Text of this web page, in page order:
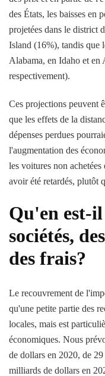
des États, les baisses en
projetées dans le district
Island (16%), tandis que
Alabama, en Idaho et en
respectivement).
Ces projections peuvent
que les effets de la
dépenses perdues
l'augmentation des
les voitures non
avoir été retardés, plutôt
Qu'en est-
sociétés,
des frais?
Le recouvrement de
qu'une petite partie des
locales, mais est
économiques. Nous
de dollars en 2020, de
milliards de dollars en